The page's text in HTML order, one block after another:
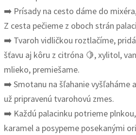
➡️ Prísady na cesto dáme do
Z cesta pečieme z oboch strán
➡️ Tvaroh vidličkou roztlačíme,
šťavu aj kôru z citróna 🍋, xylitol,
mlieko, premiešame.
➡️ Smotanu na šľahanie vyšľaháme
už pripravenú tvarohovú zmes.
➡️ Každú palacinku potrieme
karamel a posypeme posekanými